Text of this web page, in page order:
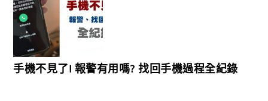
手機不見了! 報警有用嗎? 找回手機過程全紀錄